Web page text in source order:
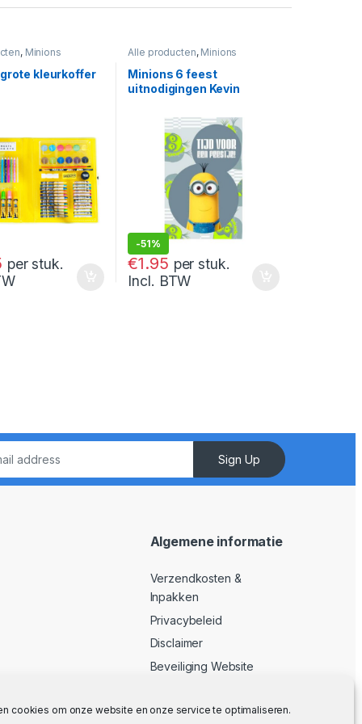
cookies om onze website en onze service te optimaliseren.
, Minions
kleurkoffer
per stuk.
Alle producten, Minions
Minions 6 feest
uitnodigingen Kevin
-51%
€1.95
3.95
per stuk.
Incl. BTW
Sign Up
Algemene informatie
Verzendkosten &
Inpakken
Privacybeleid
Disclaimer
Beveiliging Website